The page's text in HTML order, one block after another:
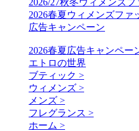
2026春夏ウィメンズファ
広告キャンペーン
2026春夏広告キャンペー
エトロの世界
ブティック >
ウィメンズ >
メンズ >
フレグランス >
ホーム >